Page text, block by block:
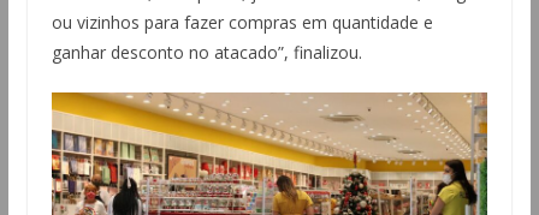
ou vizinhos para fazer compras em quantidade e
ganhar desconto no atacado”, finalizou.